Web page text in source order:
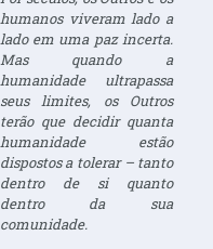
humanos viveram lado a
lado em uma paz incerta.
Mas quando a
humanidade ultrapassa
seus limites, os Outros
terão que decidir quanta
humanidade estão
dispostos a tolerar – tanto
dentro de si quanto
dentro da sua
comunidade.